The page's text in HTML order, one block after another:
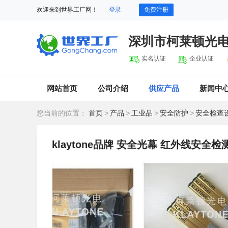
欢迎来到世界工厂网！ 登录 免费注册
深圳市柯莱顿光
实名认证 企业认证
网站首页 公司介绍 供应产品 新闻中
您当前的位置： 首页 > 产品 > 工业品 >安全防护 >安全检查
klaytone品牌 安全光幕 红外线安全检